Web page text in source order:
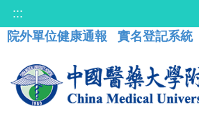
:::
院外單位健康通報
實名登記系統